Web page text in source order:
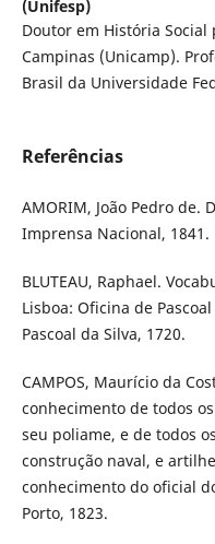
(Unifesp)
Doutor em História
Campinas (Unicamp).
Brasil da Universidade
Referências
AMORIM, João Pedro de.
Imprensa Nacional, 1841.
BLUTEAU, Raphael.
Lisboa: Oficina de
Pascoal da Silva, 1720.
CAMPOS, Maurício da
conhecimento de todos
seu poliame, e de todos
construção naval, e
conhecimento do oficial
Porto, 1823.